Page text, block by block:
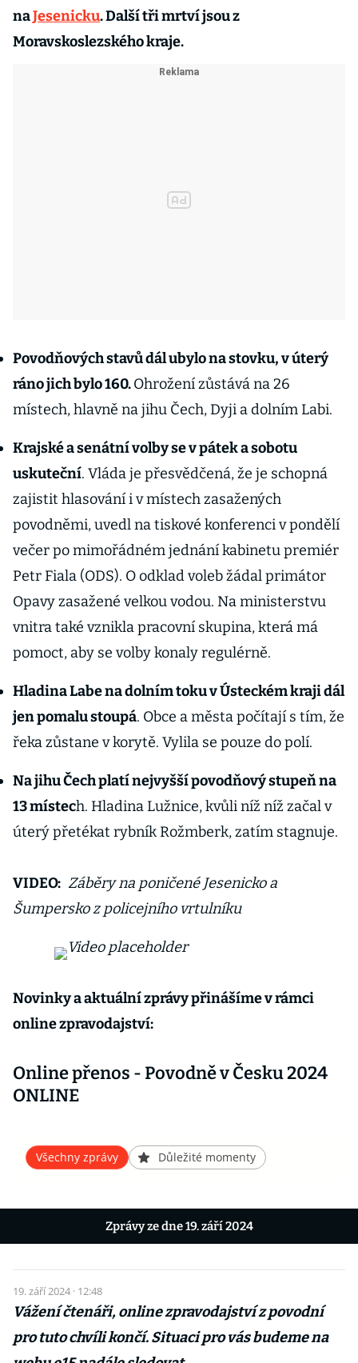
naJesenicku. Další tři mrtví jsou z
Moravskoslezského kraje.
Povodňových stavů dál ubylo na stovku, v úterý
ráno jich bylo 160.Ohrožení zůstává na 26
místech, hlavně na jihu Čech, Dyji a dolním Labi.
Krajské a senátní volby se v pátek a sobotu
uskuteční. Vláda je přesvědčená, že je schopná
zajistit hlasování i v místech zasažených
povodněmi, uvedl na tiskové konferenci v pondělí
večer po mimořádném jednání kabinetu premiér
Petr Fiala (ODS). O odklad voleb žádal primátor
Opavy zasažené velkou vodou. Na ministerstvu
vnitra také vznikla pracovní skupina, která má
pomoct, aby se volby konaly regulérně.
Hladina Labe na dolním toku v Ústeckém kraji dál
jen pomalu stoupá. Obce a města počítají s tím, že
řeka zůstane v korytě. Vylila se pouze do polí.
Na jihu Čech platí nejvyšší povodňový stupeň na
13 místech. Hladina Lužnice, kvůli níž níž začal v
úterý přetékat rybník Rožmberk, zatím stagnuje.
VIDEO: Záběry na poničené Jesenicko a
Šumpersko z policejního vrtulníku
Novinky a aktuální zprávy přinášíme v rámci
online zpravodajství:
Online přenos - Povodně v Česku 2024
ONLINE
Všechny zprávy Důležité momenty
Zprávy ze dne 19. září 2024
19. září 2024 · 12:48
Vážení čtenáři, online zpravodajství z povodní
pro tuto chvíli končí. Situaci pro vás budeme na